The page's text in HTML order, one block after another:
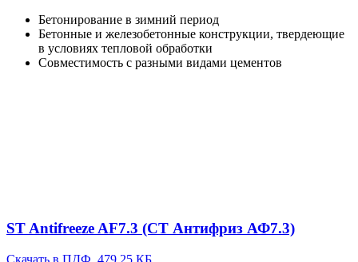
Бетонирование в зимний период
Бетонные и железобетонные конструкции, твердеющие
в условиях тепловой обработки
Совместимость с разными видами цементов
ST Antifreeze AF7.3 (СТ Антифриз АФ7.3)
Скачать в ПДФ, 479.25 КБ.